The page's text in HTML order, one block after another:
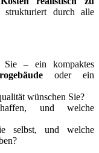
durch alle
Sie – ein kompaktes
oder ein
wünschen Sie?
und welche
selbst, und welche